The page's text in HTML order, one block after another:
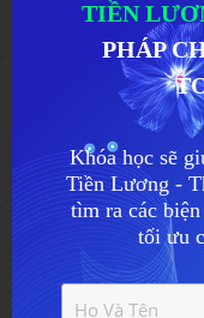
Friend
dành tặng
TIỀN
PHÁP
Khóa học sẽ
Tiền Lương -
tìm ra các
tối ưu